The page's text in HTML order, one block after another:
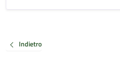
Indietro